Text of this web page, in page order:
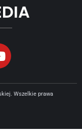
Wszelkie prawa